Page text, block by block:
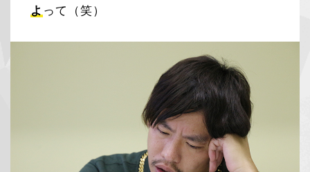
よ って（笑）